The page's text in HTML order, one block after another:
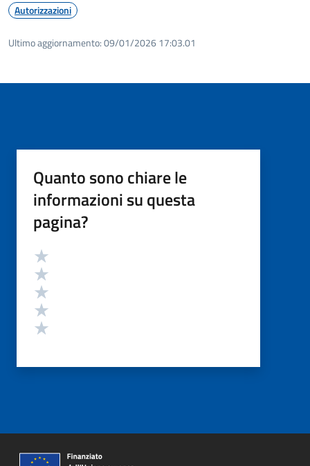
Autorizzazioni
Ultimo aggiornamento:09/01/2026 17:03.01
Quanto sono chiare le
informazioni su questa
pagina?
Valutazione